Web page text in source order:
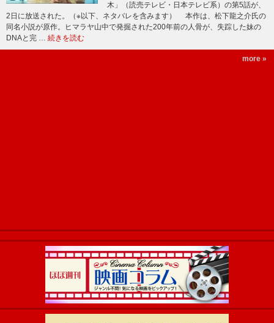
木」（読売テレビ・日本テレビ系）の第5話が、
2日に放送された。（※以下、ネタバレを含みます） 本作は、松下龍之介氏の
同名小説が原作。ヒマラヤ山中で発掘された200年前の人骨が、失踪した妹の
DNAと完 … 続きを読む
more »